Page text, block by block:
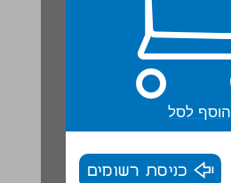
הוסף לסל
כניסת רשומים